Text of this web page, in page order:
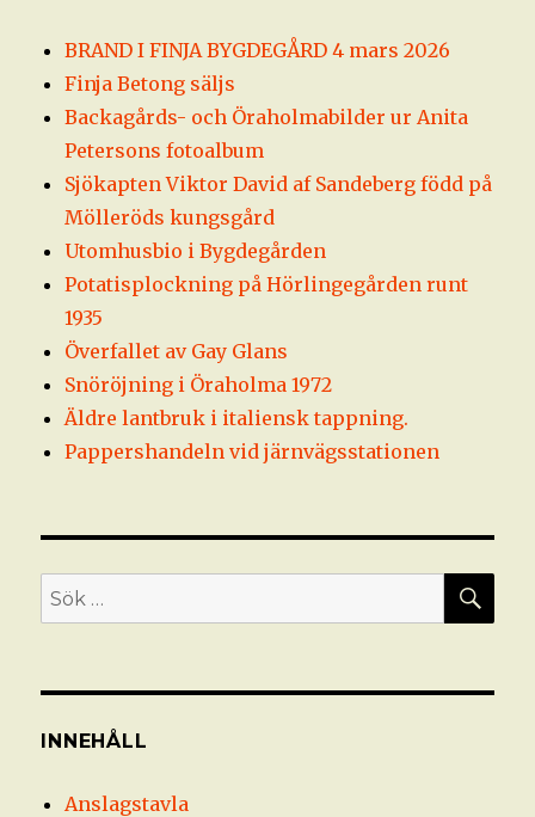
BRAND I FINJA BYGDEGÅRD 4 mars 2026
Finja Betong säljs
Backagårds- och Öraholmabilder ur Anita
Petersons fotoalbum
Sjökapten Viktor David af Sandeberg född på
Mölleröds kungsgård
Utomhusbio i Bygdegården
Potatisplockning på Hörlingegården runt
1935
Överfallet av Gay Glans
Snöröjning i Öraholma 1972
Äldre lantbruk i italiensk tappning.
Pappershandeln vid järnvägsstationen
Sök
efter:
INNEHÅLL
Anslagstavla